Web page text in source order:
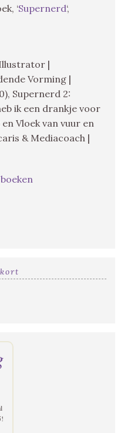
‘Supernerd‘,
|
Vorming |
Supernerd 2:
ik een drankje voor
Vloek van vuur en
& Mediacoach |